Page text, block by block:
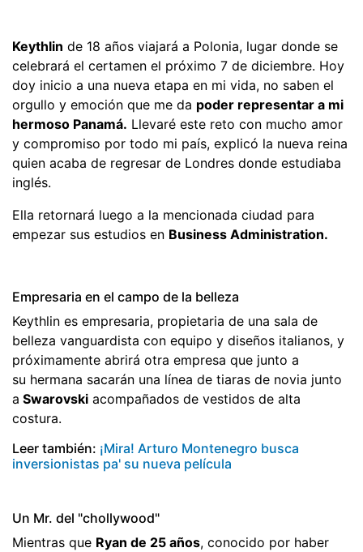
Keythlin de 18 años viajará a Polonia, lugar donde se
celebrará el certamen el próximo 7 de diciembre. Hoy
doy inicio a una nueva etapa en mi vida, no saben el
orgullo y emoción que me da poder representar a mi
hermoso Panamá. Llevaré este reto con mucho amor
y compromiso por todo mi país, explicó la nueva reina
quien acaba de regresar de Londres donde estudiaba
inglés.
Ella retornará luego a la mencionada ciudad para
empezar sus estudios en Business Administration.
Empresaria en el campo de la belleza
Keythlin es empresaria, propietaria de una sala de
belleza vanguardista con equipo y diseños italianos, y
próximamente abrirá otra empresa que junto a
su hermana sacarán una línea de tiaras de novia junto
a Swarovski acompañados de vestidos de alta
costura.
Leer también: ¡Mira! Arturo Montenegro busca
inversionistas pa' su nueva película
Un Mr. del "chollywood"
Mientras que Ryan de 25 años, conocido por haber